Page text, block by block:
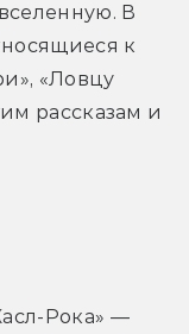
В
к
«Ловцу
рассказам и
Рока» —